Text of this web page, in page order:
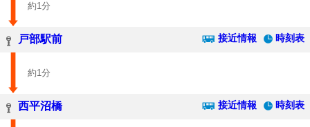
約1分
戸部駅前 接近情報 時刻表
約1分
西平沼橋 接近情報 時刻表